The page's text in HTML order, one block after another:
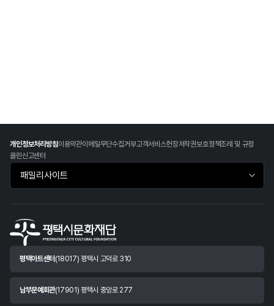
개인정보처리방침이용약관이메일무단수집거부고객서비스헌장저작권보호정책조례 및 규정
클린신고센터
패밀리사이트 바로가기
평택아트센터 (18017) 평택시 고덕로 310
남부문예회관(17901) 평택시 중앙로 277